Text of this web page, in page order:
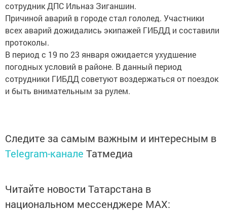
сотрудник ДПС Ильназ Зиганшин.
Причиной аварий в городе стал гололед. Участники
всех аварий дожидались экипажей ГИБДД и составили
протоколы.
В период с 19 по 23 января ожидается ухудшение
погодных условий в районе. В данный период
сотрудники ГИБДД советуют воздержаться от поездок
и быть внимательным за рулем.
Следите за самым важным и интересным в
Telegram-канале Татмедиа
Читайте новости Татарстана в
национальном мессенджере MАХ: